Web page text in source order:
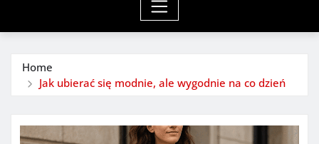
Home
Jak ubierać się modnie, ale wygodnie na co dzień